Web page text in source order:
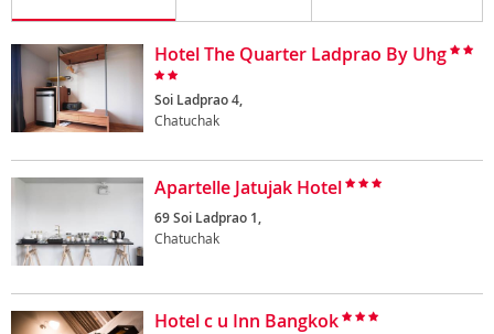
Hotel The Quarter Ladprao By Uhg
Soi Ladprao 4,
Chatuchak
Apartelle Jatujak Hotel
69 Soi Ladprao 1,
Chatuchak
Hotel c u Inn Bangkok